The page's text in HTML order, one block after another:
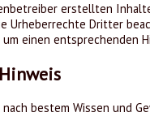
erstellten
Urheberrechte Dritter
einen entsprechenden
bestem Wissen und